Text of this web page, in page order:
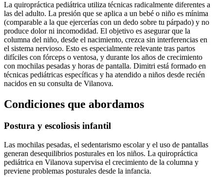
La quiropráctica pediátrica utiliza técnicas radicalmente diferentes a
las del adulto. La presión que se aplica a un bebé o niño es mínima
(comparable a la que ejercerías con un dedo sobre tu párpado) y no
produce dolor ni incomodidad. El objetivo es asegurar que la
columna del niño, desde el nacimiento, crezca sin interferencias en
el sistema nervioso. Esto es especialmente relevante tras partos
difíciles con fórceps o ventosa, y durante los años de crecimiento
con mochilas pesadas y horas de pantalla. Dimitri está formado en
técnicas pediátricas específicas y ha atendido a niños desde recién
nacidos en su consulta de Vilanova.
Condiciones que abordamos
Postura y escoliosis infantil
Las mochilas pesadas, el sedentarismo escolar y el uso de pantallas
generan desequilibrios posturales en los niños. La quiropráctica
pediátrica en Vilanova supervisa el crecimiento de la columna y
previene problemas posturales desde la infancia.